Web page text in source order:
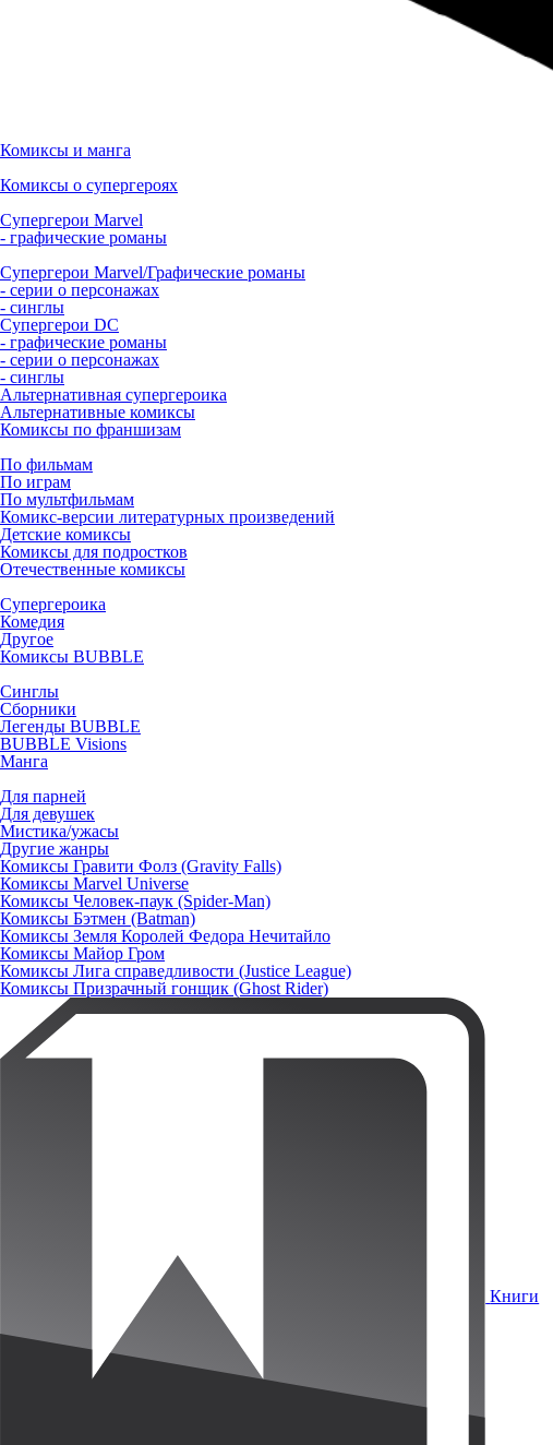
Комиксы и манга
Комиксы о супергероях
Супергерои Marvel
- графические романы
Супергерои Marvel/Графические романы
- серии о персонажах
- синглы
Супергерои DC
- графические романы
- серии о персонажах
- синглы
Альтернативная супергероика
Альтернативные комиксы
Комиксы по франшизам
По фильмам
По играм
По мультфильмам
Комикс-версии литературных произведений
Детские комиксы
Комиксы для подростков
Отечественные комиксы
Супергероика
Комедия
Другое
Комиксы BUBBLE
Синглы
Сборники
Легенды BUBBLE
BUBBLE Visions
Манга
Для парней
Для девушек
Мистика/ужасы
Другие жанры
Комиксы Гравити Фолз (Gravity Falls)
Комиксы Marvel Universe
Комиксы Человек-паук (Spider-Man)
Комиксы Бэтмен (Batman)
Комиксы Земля Королей Федора Нечитайло
Комиксы Майор Гром
Комиксы Лига справедливости (Justice League)
Комиксы Призрачный гонщик (Ghost Rider)
Книги